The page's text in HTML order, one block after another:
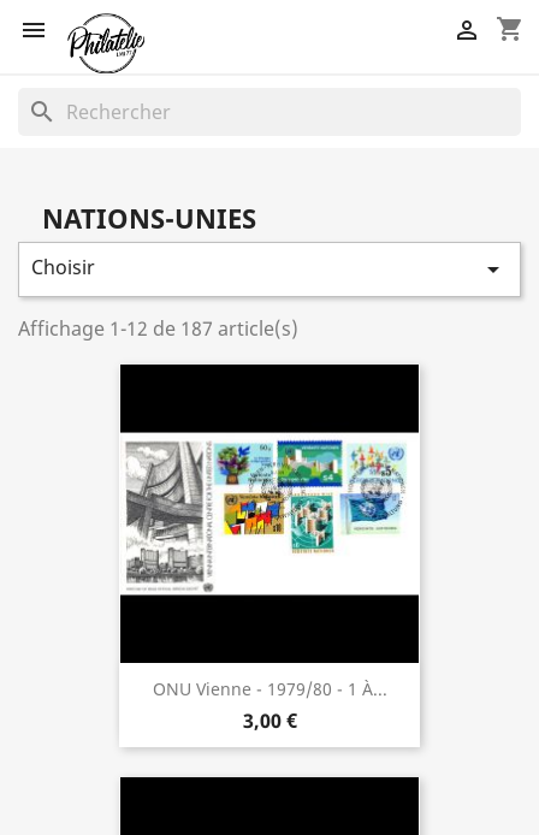
 shopping_cart

search
NATIONS-UNIES
Choisir 
Affichage 1-12 de 187 article(s)
ONU Vienne - 1979/80 - 1 À...
3,00 €